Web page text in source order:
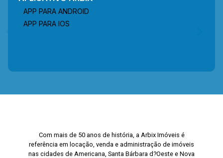
APP PARA ANDROID
APP PARA IOS
Com mais de 50 anos de história, a Arbix Imóveis é
referência em locação, venda e administração de imóveis
nas cidades de Americana, Santa Bárbara d?Oeste e Nova